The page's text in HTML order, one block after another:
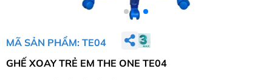
MÃ SẢN PHẨM: TE04
GHẾ XOAY TRẺ EM THE ONE TE04